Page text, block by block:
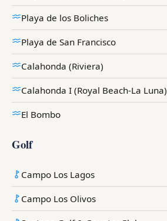
Playa de los Boliches
Playa de San Francisco
Calahonda (Riviera)
Calahonda I (Royal Beach-La Luna)
El Bombo
Golf
Campo Los Lagos
Campo Los Olivos